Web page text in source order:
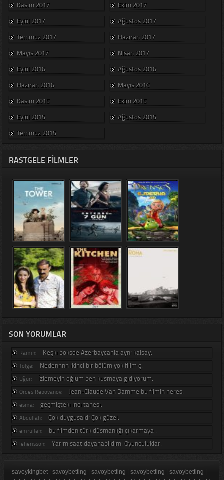
Kasım 2017
Ekim 2017
Eylül 2017
Ağustos 2017
Temmuz 2017
Haziran 2017
Mayıs 2017
Nisan 2017
Eylül 2016
Ağustos 2016
Haziran 2016
Mayıs 2016
Kasım 2015
Ekim 2015
Eylül 2015
Ağustos 2015
Temmuz 2015
RASTGELE FILMLER
SON YORUMLAR
Ramin: Keşki boksde Azerbaycanla aynı kalsay.
Tolga: Nedennnn ikinci bir bölüm yok filim ç.
Uğur: İzlemeyin oğlum ben kusmaya gidiyorum.
Ordes Repovanov: Jean-Claude Van Damme bu filmin neres.
esma: geçmişteki inci tanesi.
Abdullah: Çok duygusaldı Çok güzel.
emrullah: bu filmden türk düsmanlığı çıkarmaya .
leherisson: Yarım saat dayanabildim. Oyunculuklar.
savoykingbet| savoybetting savoybetting savoybetting savoybetting